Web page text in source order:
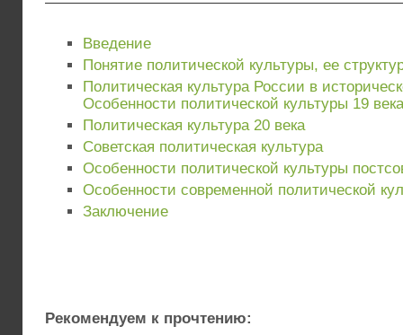
Введение
Понятие политической культуры, ее
Политическая культура России в
Особенности политической культуры 19 века
Политическая культура 20 века
Советская политическая культура
Особенности политической культуры
Особенности современной политической
Заключение
Рекомендуем к прочтению: